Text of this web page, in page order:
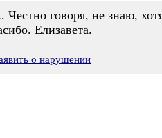
Честно говоря, не знаю,
Елизавета.
о нарушении